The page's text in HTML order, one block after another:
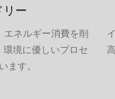
ー
エネルギー消費を削
境に優しいプロセ
ます。